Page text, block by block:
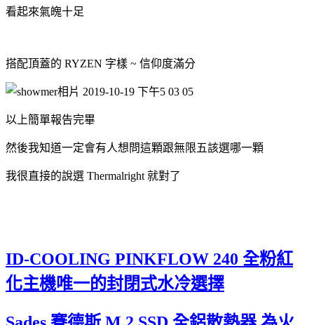
看起來氣魄十足
搭配頂蓋的 RYZEN 字樣 ~ 信仰度滿分
以上簡單報告完畢
然後我知道一定會有人想問這顆跟無限五該選哪一顆
我很直接的說選 Thermalright 就對了
ID-COOLING PINKFLOW 240 全粉紅
化主機唯一的封閉式水冷選擇